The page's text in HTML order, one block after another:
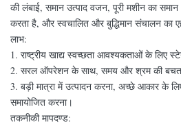
की लंबाई, समान उत्पाद वजन, पूरी मशीन का
करता है, और स्वचालित और बुद्धिमान संचालन का
लाभ:
1. राष्ट्रीय खाद्य स्वच्छता आवश्यकताओं के लिए
2. सरल ऑपरेशन के साथ, समय और श्रम की बचत
3. बड़ी मात्रा में उत्पादन करना, अच्छे आकार के
समायोजित करना।
तकनीकी मापदण्ड: